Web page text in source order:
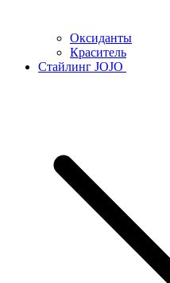
Оксиданты
Краситель
Стайлинг JOJO